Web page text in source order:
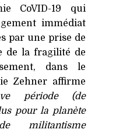
CoVID-19 qui
immédiat
par une prise de
de la fragilité de
dans le
Zehner affirme
période (de
pour la planète